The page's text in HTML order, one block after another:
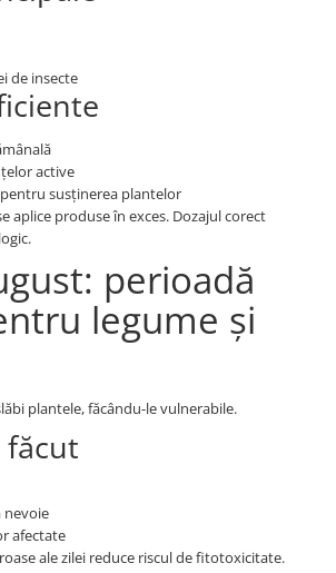
de insecte
active
susținerea plantelor
aplice produse în exces. Dozajul corect
perioadă
legume și
plantele, făcându-le vulnerabile.
făcut
nevoie
afectate
ale zilei reduce riscul de fitotoxicitate.